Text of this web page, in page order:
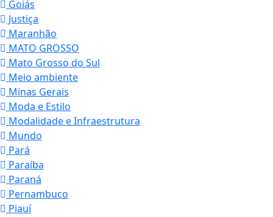
Goiás
Justiça
Maranhão
MATO GROSSO
Mato Grosso do Sul
Meio ambiente
Minas Gerais
Moda e Estilo
Modalidade e Infraestrutura
Mundo
Pará
Paraíba
Paraná
Pernambuco
Piauí